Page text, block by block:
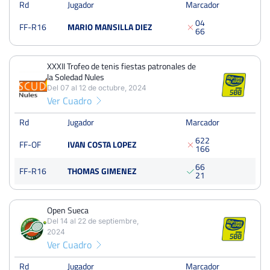
Del 07 al 12 de octubre, 2024
Tierra
Open Sueca
Del 14 al 22 de septiembre, 2024
Final
250 Puntos
Del 09 al 15 de septiembre, 2024
Tierra
Rd Jugador
Marcador
FF-R16
MARIO MANSILLA DIEZ 0
6
4
6
XXXII Trofeo de tenis fiestas patronales de
la Soledad Nules
Del 07 al 12 de octubre, 2024
Ver Cuadro
Rd Jugador
Marcador
FF-OF
IVAN COSTA LOPEZ 6
1
2
6
2
6
FF-R16
THOMAS GIMENEZ 6
2
6
1
Open Sueca
Del 14 al 22 de septiembre,
2024
Ver Cuadro
Rd Jugador Marcador